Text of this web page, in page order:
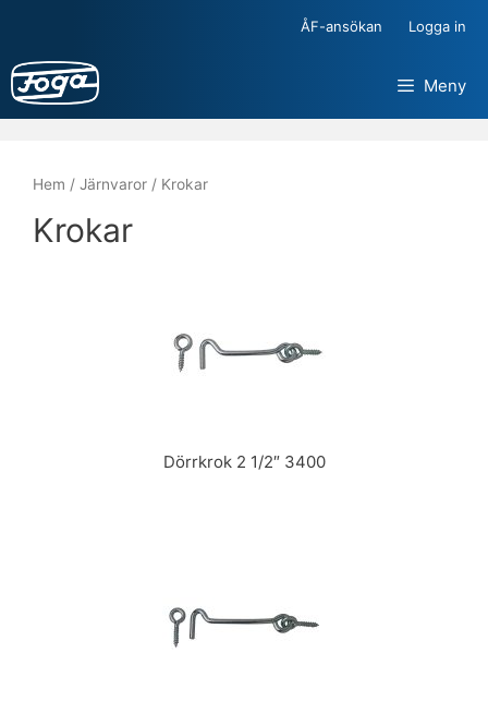
innehåll
ÅF-ansökan Logga in
Meny
Hem / Järnvaror / Krokar
Krokar
Dörrkrok 2 1/2″ 3400